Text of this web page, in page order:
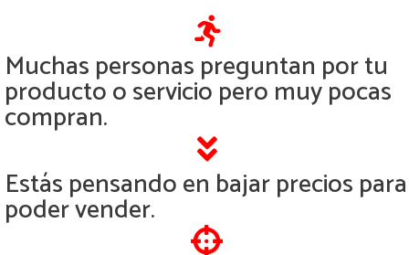
Muchas personas preguntan por tu
producto o servicio pero muy pocas
compran.
Estás pensando en bajar precios para
poder vender.